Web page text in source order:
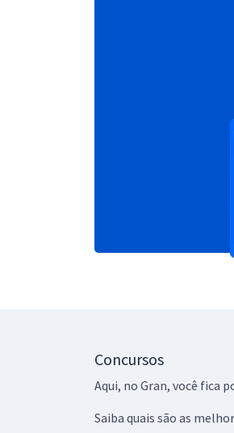
Concursos
Aqui, no Gran, você fica
Saiba quais são as